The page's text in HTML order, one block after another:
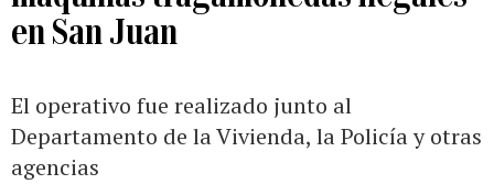
en San Juan
El operativo fue realizado junto al
Departamento de la Vivienda, la Policía y otras
agencias